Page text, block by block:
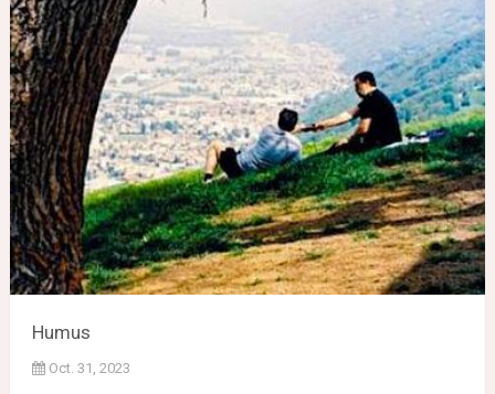
Humus
Oct. 31, 2023